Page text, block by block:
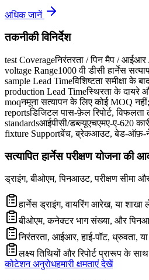
अधिक जानें
तकनीकी विनिर्देश
test Coverageनिरंतरता / पिन मैप /
voltage Range1000 वी डीसी हार्नेस
sample Lead Timeविशिष्टता समीक्षा के
production Lead Timeस्थिरता के दायरे
moqनमूना सत्यापन के लिए कोई MOQ नहीं;
reportsडिजिटल पास-फ़ेल रिपोर्ट,
standardsआईपीसी/डब्ल्यूएचएमए-ए-620
fixture Supportबेंच, ब्रेकआउट, बेड-ऑफ़-
सत्यापित हार्नेस परीक्षण योजना की
ड्राइंग, बीओएम, पिनआउट, परीक्षण सीमा
हार्नेस ड्राइंग, वायरिंग आरेख, या
बीओएम, कनेक्टर भाग संख्या, और
निरंतरता, आईआर, हाई-पॉट, ध्रुवता,
लक्ष्य तिथियों और रिपोर्ट प्रारूप के
कोटेशन अनुरोधहमारी क्षमताएं देखें